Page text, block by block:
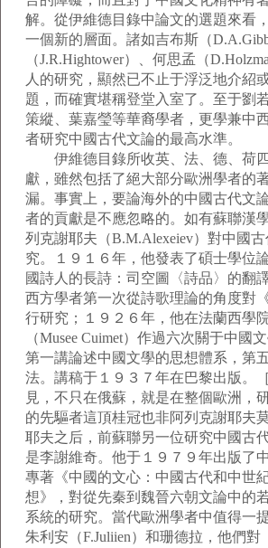
解。從伊維德目錄中論文的選題來看
一個新的層面。諸如吉布斯（
（J.R.Hightower）、何思孟（
人的研究，顯然已不止于浮泛地介紹
題，而確實堪稱登堂入室了。至于劉
策縱、葉嘉瑩等華裔學者，更學兼中
者研究中國古代文論的最高水準。
伊維德目錄所收英、法、德、荷
獻，雖然包括了絕大部分歐洲學者的
漏。事實上，要論海外的中國古代文
者的貢獻是不應忽略的。如有蘇聯漢
列克謝耶夫（B.M.Alexeiev）對中國
究。１９１６年，他發表了碩士學位
國詩人的長詩：司空圖〈詩品〉的翻
西方學者第一次從詩歌理論的角度對
行研究；１９２６年，他在法蘭西學
（Musee Cuimet）作過六次關于中國
第一講論述中國文學的思想體系，第
法。講稿于１９３７年在巴黎出版
見，不只在俄蘇，就是在整個歐洲，
的先驅者這頂桂冠也非阿列克謝耶夫
耶夫之后，前蘇聯另一位研究中國古
是李謝維奇。他于１９７９年出版了
專著《中國的文心：中國古代和中世
想》，對從先秦到魏晉六朝文論中的
系統的研究。當代歐洲學者中值得一
朱利安（F.Juliien）和珊德拉，他們對